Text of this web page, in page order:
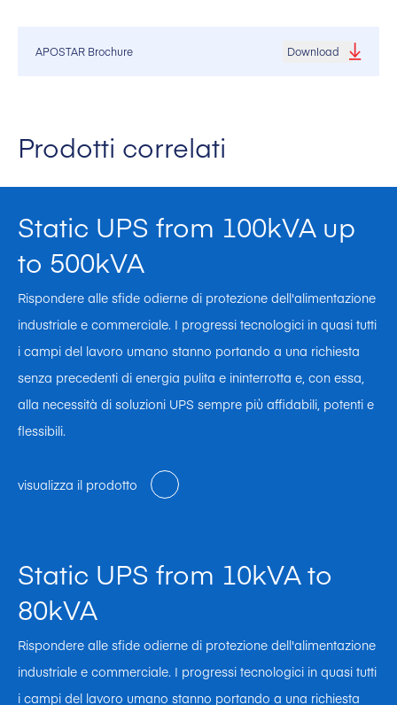
APOSTAR Brochure Download
Prodotti correlati
Static UPS from 100kVA up
to 500kVA
Rispondere alle sfide odierne di protezione dell'alimentazione
industriale e commerciale. I progressi tecnologici in quasi tutti
i campi del lavoro umano stanno portando a una richiesta
senza precedenti di energia pulita e ininterrotta e, con essa,
alla necessità di soluzioni UPS sempre più affidabili, potenti e
flessibili.
visualizza il prodotto
Static UPS from 10kVA to
80kVA
Rispondere alle sfide odierne di protezione dell'alimentazione
industriale e commerciale. I progressi tecnologici in quasi tutti
i campi del lavoro umano stanno portando a una richiesta